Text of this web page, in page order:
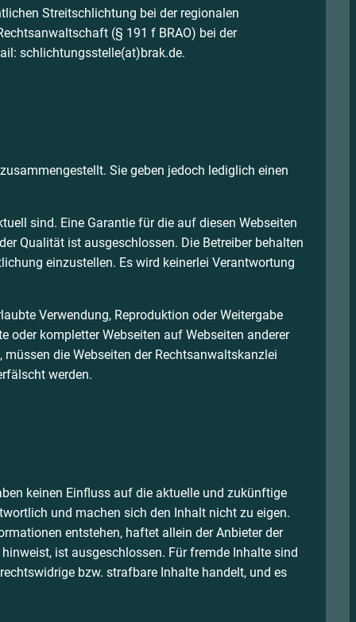
Streitschlichtung bei der regionalen
(§ 191 f BRAO) bei der
schlichtungsstelle(at)brak.de.
Sie geben jedoch lediglich einen
sind. Eine Garantie für die auf diesen Webseiten
Qualität ist ausgeschlossen. Die Betreiber behalten
einzustellen. Es wird keinerlei Verantwortung
Verwendung, Reproduktion oder Weitergabe
oder kompletter Webseiten auf Webseiten anderer
die Webseiten der Rechtsanwaltskanzlei
werden.
keinen Einfluss auf die aktuelle und zukünftige
und machen sich den Inhalt nicht zu eigen.
entstehen, haftet allein der Anbieter der
ist ausgeschlossen. Für fremde Inhalte sind
bzw. strafbare Inhalte handelt, und es